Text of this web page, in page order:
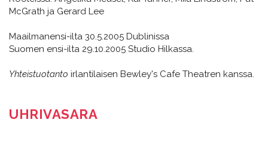
McGrath ja Gerard Lee
Maailmanensi-ilta 30.5.2005 Dublinissa
Suomen ensi-ilta 29.10.2005 Studio Hilkassa.
Yhteistuotanto irlantilaisen Bewley's Cafe Theatren kanssa.
UHRIVASARA